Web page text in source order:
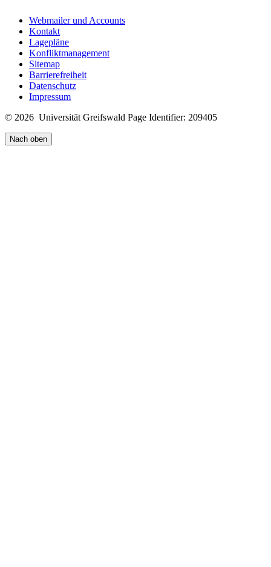
Webmailer und Accounts
Kontakt
Lagepläne
Konfliktmanagement
Sitemap
Barrierefreiheit
Datenschutz
Impressum
© 2026 Universität Greifswald Page Identifier: 209405
Nach oben